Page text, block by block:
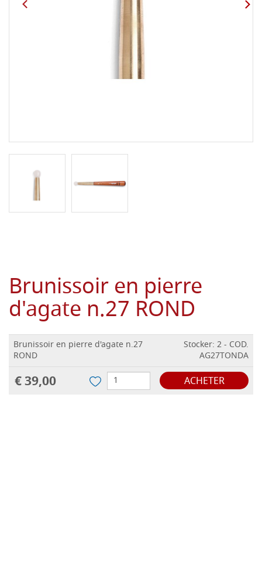
Brunissoir en pierre
d'agate n.27 ROND
Brunissoir en pierre d'agate n.27
ROND
Stocker: 2 - COD.
AG27TONDA
€ 39,00 ACHETER